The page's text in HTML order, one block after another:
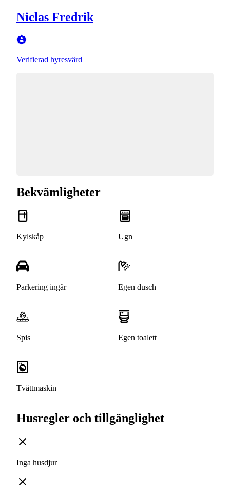
Niclas Fredrik
Verifierad hyresvärd
Bekvämligheter
Kylskåp Ugn
Parkering ingår Egen dusch
Spis Egen toalett
Tvättmaskin
Husregler och tillgänglighet
Inga husdjur